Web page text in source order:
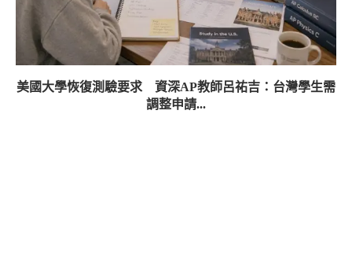
美國大學恢復測驗要求 資深AP教師呂祐吉：台灣學生需
調整申請...